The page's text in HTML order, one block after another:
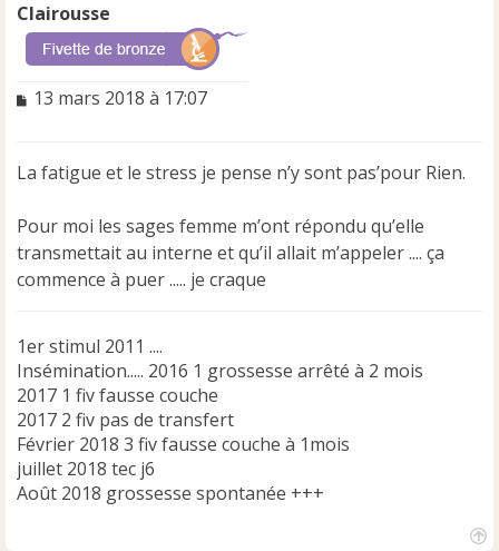
Clairousse
M
a
e
n
o
n
13 mars 2018 à 17:07
La fatigue et le stress je pense n’y sont pas’pour Rien.
Pour moi les sages femme m’ont répondu qu’elle
transmettait au interne et qu’il allait m’appeler .... ça
commence à puer ..... je craque
1er stimul 2011 ....
Insémination..... 2016 1 grossesse arrêté à 2 mois
2017 1 fiv fausse couche
2017 2 fiv pas de transfert
Février 2018 3 fiv fausse couche à 1mois
juillet 2018 tec j6
Août 2018 grossesse spontanée +++